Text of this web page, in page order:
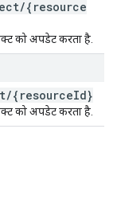
/{resource
को अपडेट करता है.
/{resourceId}
को अपडेट करता है.